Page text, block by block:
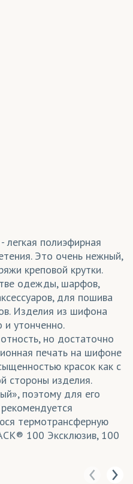
полиэфирная
Это очень нежный,
креповой крутки.
одежды, шарфов,
для пошива
Изделия из шифона
и утонченно.
но достаточно
печать на шифоне
красок как с
стороны изделия.
поэтому для его
термотрансферную
100 Эксклюзив, 100